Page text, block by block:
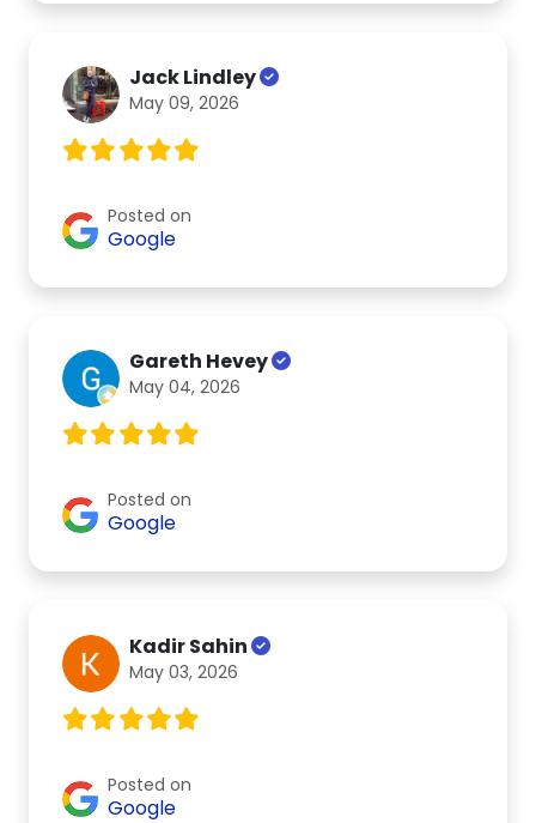
Jack Lindley
May 09, 2026
Posted on
Google
Gareth Hevey
May 04, 2026
Posted on
Google
Kadir Sahin
May 03, 2026
Posted on
Google